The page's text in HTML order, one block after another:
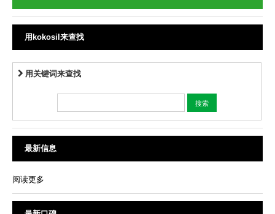
用kokosil来查找
用关键词来查找
最新信息
阅读更多